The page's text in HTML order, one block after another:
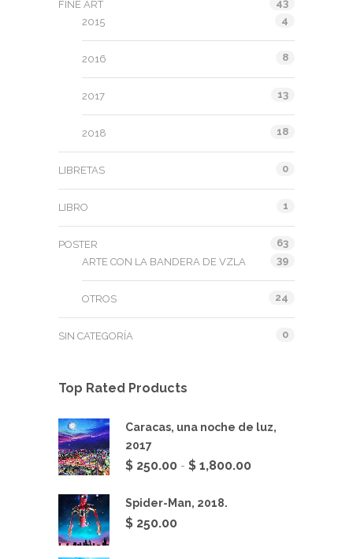
FINE ART
43
2015
4
2016 8
2017 13
2018 18
LIBRETAS 0
LIBRO 1
POSTER
63
ARTE CON LA BANDERA DE VZLA
39
OTROS 24
SIN CATEGORÍA 0
Top Rated Products
Caracas, una noche de luz,
2017
$ 250.00 - $ 1,800.00Rango
Spider-Man, 2018.
$ 250.00